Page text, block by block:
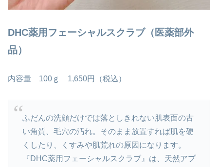
DHC薬用フェーシャルスクラブ（医薬部外
品）
内容量 100ｇ 1,650円（税込）
ふだんの洗顔だけでは落としきれない肌表面の古
い角質、毛穴の汚れ。そのまま放置すれば肌を硬
くしたり、くすみや肌荒れの原因になります。
『DHC薬用フェーシャルスクラブ』は、天然アプ